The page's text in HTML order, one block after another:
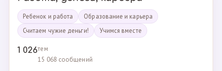
Ребенок и работа
Образование и карьера
Считаем чужие деньги!
Учимся вместе
1 026тем
15 068 сообщений